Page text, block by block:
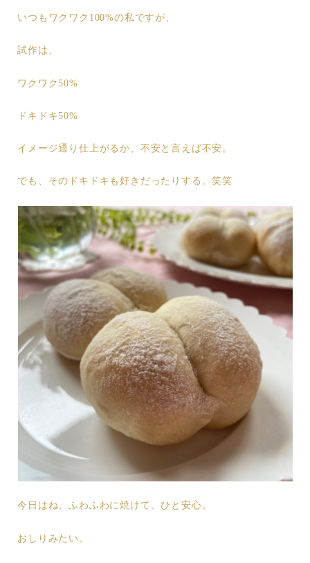
いつもワクワク100%の私ですが、
試作は、
ワクワク50%
ドキドキ50%
イメージ通り仕上がるか、不安と言えば不安。
でも、そのドキドキも好きだったりする。笑笑
今日はね、ふわふわに焼けて、ひと安心。
おしりみたい。